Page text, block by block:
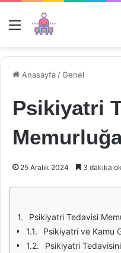
Menü
Anasayfa /Genel
Psikiyatri
25 Aralık 2024 3 dakika
Psikiyatri Tedavisi
Psikiyatri ve Kamu
Psikiyatri